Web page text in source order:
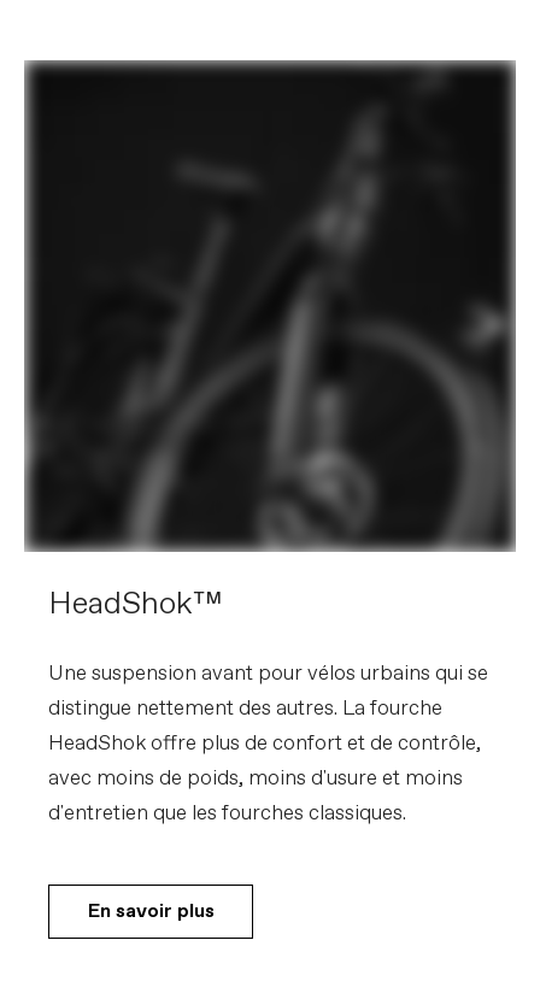
HeadShok™
Une suspension avant pour vélos urbains qui se
distingue nettement des autres. La fourche
HeadShok offre plus de confort et de contrôle,
avec moins de poids, moins d'usure et moins
d'entretien que les fourches classiques.
En savoir plus